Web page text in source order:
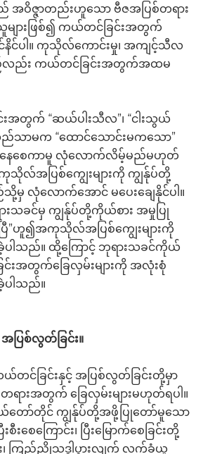
ဇာတည်းဟူသော ဗီဇအပြစ်တရား
ာသူများဖြစ်၍ ကယ်တင်ခြင်းအတွက်
င်ပါ။ ကုသိုလ်ကောင်းမှု၊ အကျင့်သီလ
လည်း ကယ်တင်ခြင်းအတွက်အထမ
“ဆယ်ပါးသီလ”၊ “ငါးသွယ်
သာမက “ထောင်သောင်းမကသော”
ြုမူနေစေကာမူ လုံလောက်လိမ့်မည်မဟုတ်
ကုသိုလ်အပြစ်ကျွေးများကို ကျွန်ုပ်တို့
မှ လုံလောက်အောင် မပေးချေနိုင်ပါ။
းသခင်မှ ကျွန်ုပ်တို့ကိုယ်စား အမှုပြု
ပြီ”ဟူ၍အကုသိုလ်အပြစ်ကျွေးများကို
ါသည်။ ထို့ကြောင့် ဘုရားသခင်ကိုယ်
းအတွက်ခြေလှမ်းများကို အလုံးစုံ
ခဲ့ပါသည်။
ပြစ်လွတ်ခြင်း။
ြင်းနှင့် အပြစ်လွတ်ခြင်းတို့မှာ
ားအတွက် ခြေလှမ်းများမဟုတ်ရပါ။
ယ်တော်တိုင် ကျွန်ုပ်တို့အဖို့ပြုတော်မူသော
းစေကြောင်း၊ ပြီးမြောက်စေခြင်းတို့
ကြည်ညိုသဒ္ဓါပွားလျက် လက်ခံယူ